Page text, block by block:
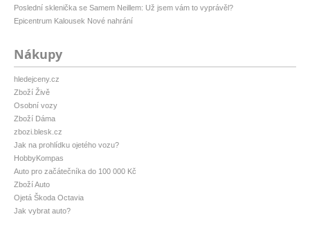
Poslední sklenička se Samem Neillem: Už jsem vám to vyprávěl?
Epicentrum Kalousek Nové nahrání
Nákupy
hledejceny.cz
Zboží Živě
Osobní vozy
Zboží Dáma
zbozi.blesk.cz
Jak na prohlídku ojetého vozu?
HobbyKompas
Auto pro začátečníka do 100 000 Kč
Zboží Auto
Ojetá Škoda Octavia
Jak vybrat auto?